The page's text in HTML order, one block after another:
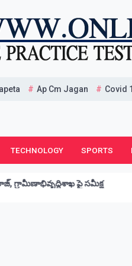
Ap Cm Jagan Covid
TECHNOLOGY SPORTS
కోవిడ్ భాదిత